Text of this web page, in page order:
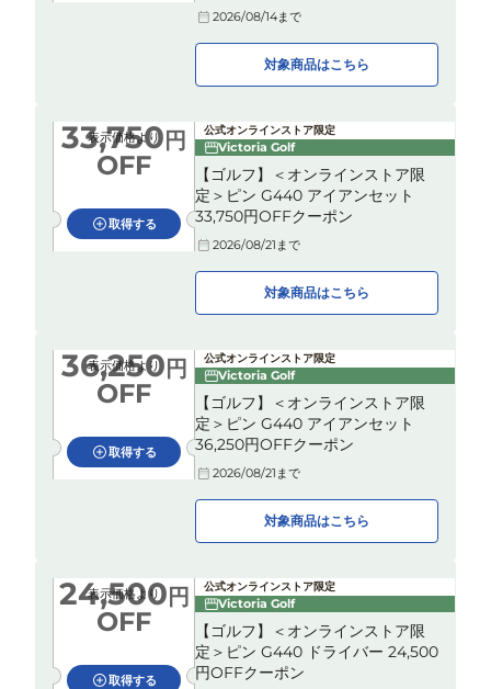
2026/08/14まで
対象商品はこちら
表示価格より
33,750 円
OFF
取得する
公式オンラインストア限定
Victoria Golf
【ゴルフ】＜オンラインストア限
定＞ピン G440 アイアンセット
33,750円OFFクーポン
2026/08/21 まで
対象商品はこちら
表示価格より
36,250 円
OFF
取得する
公式オンラインストア限定
Victoria Golf
【ゴルフ】＜オンラインストア限
定＞ピン G440 アイアンセット
36,250円OFFクーポン
2026/08/21 まで
対象商品はこちら
表示価格より
24,500 円
OFF
取得する
公式オンラインストア限定
Victoria Golf
【ゴルフ】＜オンラインストア限
定＞ピン G440 ドライバー 24,500
円OFFクーポン